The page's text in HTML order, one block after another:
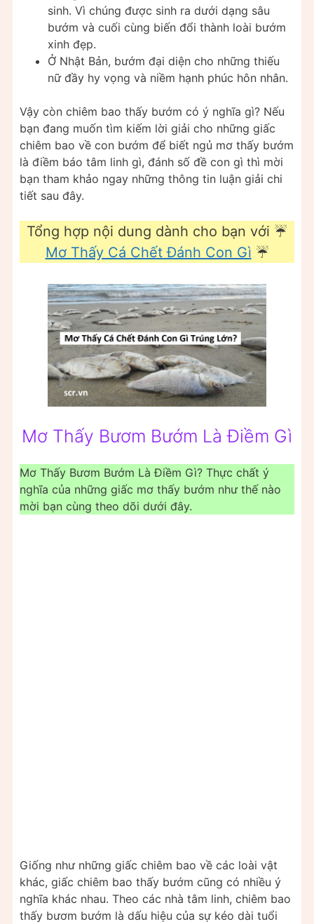
sinh. Vì chúng được sinh ra dưới dạng sâu
bướm và cuối cùng biến đổi thành loài bướm
xinh đẹp.
Ở Nhật Bản, bướm đại diện cho những thiếu
nữ đầy hy vọng và niềm hạnh phúc hôn nhân.
Vậy còn chiêm bao thấy bướm có ý nghĩa gì? Nếu
bạn đang muốn tìm kiếm lời giải cho những giấc
chiêm bao về con bướm để biết ngủ mơ thấy bướm
là điềm báo tâm linh gì, đánh số đề con gì thì mời
bạn tham khảo ngay những thông tin luận giải chi
tiết sau đây.
Tổng hợp nội dung dành cho bạn với ☔
Mơ Thấy Cá Chết Đánh Con Gì ☔
Mơ Thấy Bươm Bướm Là Điềm Gì
Mơ Thấy Bươm Bướm Là Điềm Gì? Thực chất ý
nghĩa của những giấc mơ thấy bướm như thế nào
mời bạn cùng theo dõi dưới đây.
Giống như những giấc chiêm bao về các loài vật
khác, giấc chiêm bao thấy bướm cũng có nhiều ý
nghĩa khác nhau. Theo các nhà tâm linh, chiêm bao
thấy bươm bướm là dấu hiệu của sự kéo dài tuổi